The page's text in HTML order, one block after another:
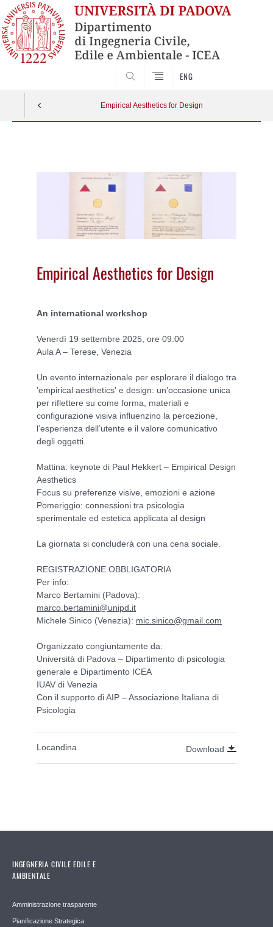
ENG
Empirical Aesthetics for Design
Empirical Aesthetics for Design
An international workshop
Venerdì 19 settembre 2025, ore 09:00
Aula A – Terese, Venezia
Un evento internazionale per esplorare il dialogo tra
'empirical aesthetics' e design: un’occasione unica
per riflettere su come forma, materiali e
configurazione visiva influenzino la percezione,
l’esperienza dell’utente e il valore comunicativo
degli oggetti.
Mattina: keynote di Paul Hekkert – Empirical Design
Aesthetics
Focus su preferenze visive, emozioni e azione
Pomeriggio: connessioni tra psicologia
sperimentale ed estetica applicata al design
La giornata si concluderà con una cena sociale.
REGISTRAZIONE OBBLIGATORIA
Per info:
Marco Bertamini (Padova):
marco.bertamini@unipd.it
Michele Sinico (Venezia): mic.sinico@gmail.com
Organizzato congiuntamente da:
Università di Padova – Dipartimento di psicologia
generale e Dipartimento ICEA
IUAV di Venezia
Con il supporto di AIP – Associazione Italiana di
Psicologia
Locandina Download
INGEGNERIA CIVILE EDILE E
AMBIENTALE
Amministrazione trasparente
Pianificazione Strategica